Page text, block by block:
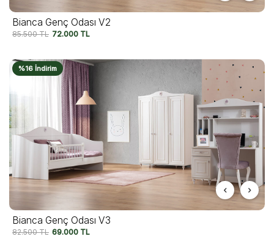
Bianca Genç Odası V2
85.500TL 72.000 TL
%16 İndirim
Bianca Genç Odası V3
82.500TL 69.000 TL